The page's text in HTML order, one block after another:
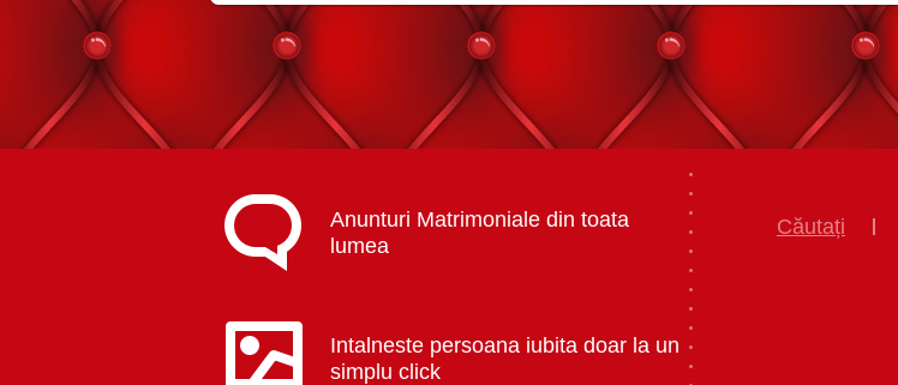
Anunturi Matrimoniale din toata
lumea
Intalneste persoana iubita doar la un
simplu click
Căutați